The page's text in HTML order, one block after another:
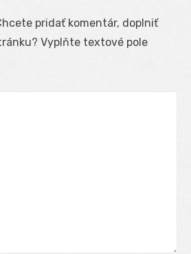
pridať komentár, doplniť
Vyplňte textové pole